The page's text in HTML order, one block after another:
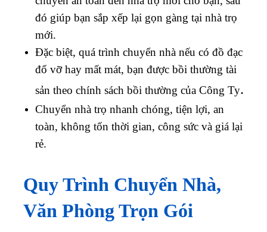
đó giúp bạn sắp xếp lại gọn gàng tại nhà trọ
mới.
Đặc biệt, quá trình chuyển nhà nếu có đồ đạc
đổ vỡ hay mất mát, bạn được bồi thường tài
sản theo chính sách bồi thường của Công Ty.
Chuyển nhà trọ nhanh chóng, tiện lợi, an
toàn, không tốn thời gian, công sức và giá lại
rẻ.
Quy Trình Chuyển Nhà,
Văn Phòng Trọn Gói